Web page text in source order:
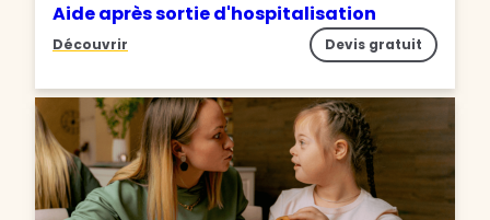
Aide après sortie d'hospitalisation
Découvrir Devis gratuit